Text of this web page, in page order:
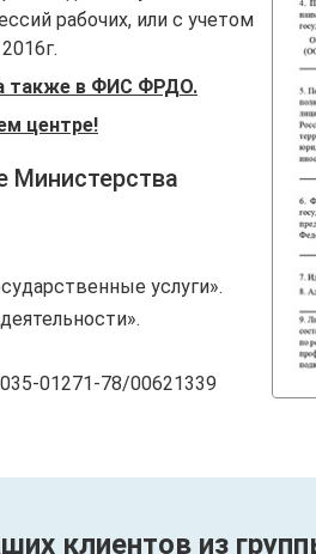
рабочих, или с учетом
а также в ФИС ФРДО.
центре!
Министерства
услуги».
01271-78/00621339
клиентов из